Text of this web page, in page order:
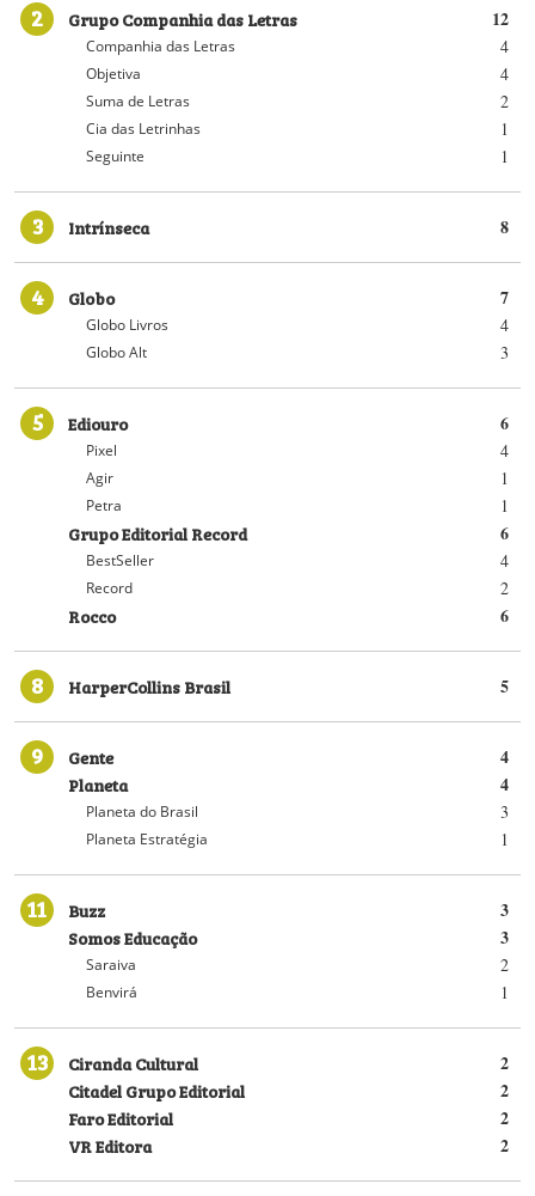
2 12
Grupo Companhia das Letras
4
Companhia das Letras
4
Objetiva
2
Suma de Letras
1
Cia das Letrinhas
1
Seguinte
3 8
Intrínseca
4 7
Globo
4
Globo Livros
3
Globo Alt
5 6
Ediouro
4
Pixel
1
Agir
1
Petra
6
Grupo Editorial Record
4
BestSeller
2
Record
6
Rocco
8 5
HarperCollins Brasil
9 4
Gente
4
Planeta
3
Planeta do Brasil
1
Planeta Estratégia
11 3
Buzz
3
Somos Educação
2
Saraiva
1
Benvirá
13 2
Ciranda Cultural
2
Citadel Grupo Editorial
2
Faro Editorial
2
VR Editora